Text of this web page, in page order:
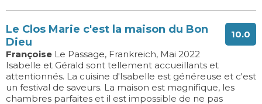
10.0
Le Clos Marie c'est la maison du Bon
Dieu
Françoise Le Passage, Frankreich, Mai 2022
Isabelle et Gérald sont tellement accueillants et
attentionnés. La cuisine d'Isabelle est généreuse et c'est
un festival de saveurs. La maison est magnifique, les
chambres parfaites et il est impossible de ne pas